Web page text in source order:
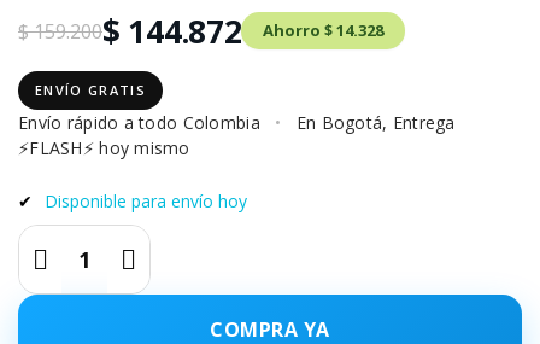
$ 159.200$ 144.872 Ahorro $ 14.328
ENVÍO GRATIS
Envío rápido a todo Colombia •
En Bogotá, Entrega
⚡FLASH⚡ hoy mismo
✔ Disponible para envío hoy
COMPRA YA